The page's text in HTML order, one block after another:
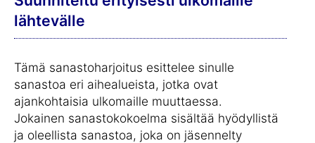
lähtevälle
Tämä sanastoharjoitus esittelee sinulle
sanastoa eri aihealueista, jotka ovat
ajankohtaisia ulkomaille muuttaessa.
Jokainen sanastokokoelma sisältää hyödyllistä
ja oleellista sanastoa, joka on jäsennelty